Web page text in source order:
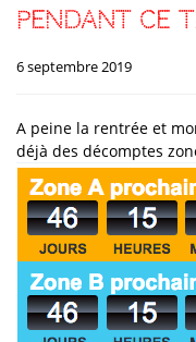
pendant ce
6 septembre 2019
A peine la rentrée et
déjà des décomptes